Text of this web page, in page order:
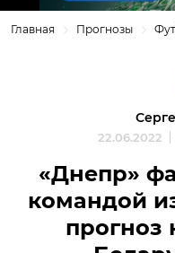
Главная Прогнозы
22.06.2022
«Днепр»
командой
прогноз